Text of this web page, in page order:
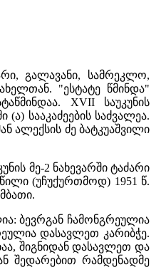
გალავანი, სამრეკლო,
"ესტატე წმინდა"
XVII საუკუნის
სააკაძეების საძვალეა.
ალექსის ძე ბატკუაშვილი
მე-2 ნახევარში ტაძარი
(უჩუქურთმოდ) 1951 წ.
ბევრგან ჩამონგრეულია
დასავლეთ კარიბჭე.
შიგნიდან დასავლეთ და
შედარებით რამდენადმე